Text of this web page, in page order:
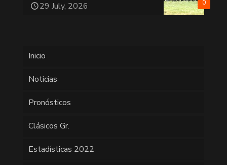
0
29 July, 2026
Inicio
Noticias
Pronósticos
Clásicos Gr.
Estadísticas 2022